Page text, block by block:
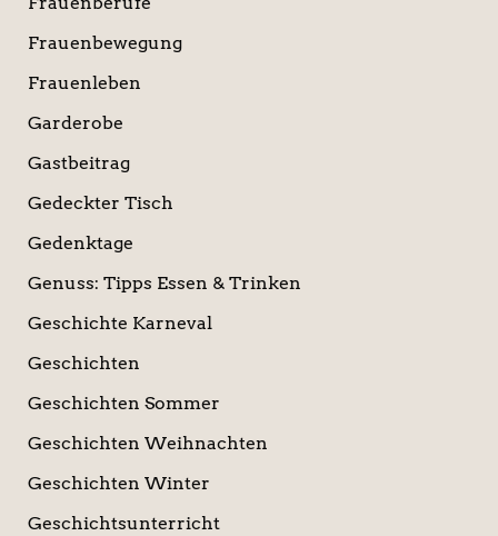
Frauenbewegung
Frauenleben
Garderobe
Gastbeitrag
Gedeckter Tisch
Gedenktage
Genuss: Tipps Essen & Trinken
Geschichte Karneval
Geschichten
Geschichten Sommer
Geschichten Weihnachten
Geschichten Winter
Geschichtsunterricht